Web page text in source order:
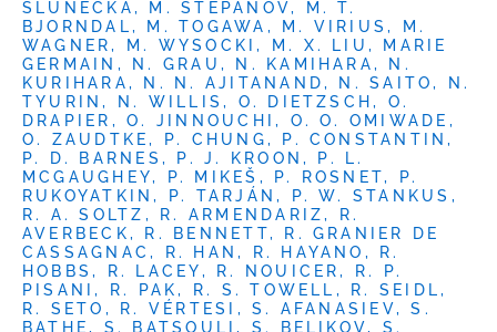
SLUNEČKA, M. STEPANOV, M. T.
BJORNDAL, M. TOGAWA, M. VIRIUS, M.
WAGNER, M. WYSOCKI, M. X. LIU, MARIE
GERMAIN, N. GRAU, N. KAMIHARA, N.
KURIHARA, N. N. AJITANAND, N. SAITO, N.
TYURIN, N. WILLIS, O. DIETZSCH, O.
DRAPIER, O. JINNOUCHI, O. O. OMIWADE,
O. ZAUDTKE, P. CHUNG, P. CONSTANTIN,
P. D. BARNES, P. J. KROON, P. L.
MCGAUGHEY, P. MIKEŠ, P. ROSNET, P.
RUKOYATKIN, P. TARJÁN, P. W. STANKUS,
R. A. SOLTZ, R. ARMENDARIZ, R.
AVERBECK, R. BENNETT, R. GRANIER DE
CASSAGNAC, R. HAN, R. HAYANO, R.
HOBBS, R. LACEY, R. NOUICER, R. P.
PISANI, R. PAK, R. S. TOWELL, R. SEIDL,
R. SETO, R. VÉRTESI, S. AFANASIEV, S.
BATHE, S. BATSOULI, S. BELIKOV, S.